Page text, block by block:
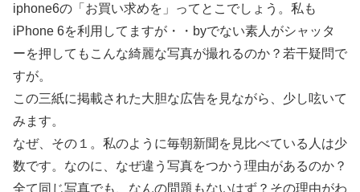
iphone6の「お買い求めを」ってとこでしょう。私も
iPhone 6を利用してますが・・byでない素人がシャッタ
ーを押してもこんな綺麗な写真が撮れるのか？若干疑問で
すが。
この三紙に掲載された大胆な広告を見ながら、少し呟いて
みます。
なぜ、その１。私のように毎朝新聞を見比べている人は少
数です。なのに、なぜ違う写真をつかう理由があるのか？
全て同じ写真でも、なんの問題もないはず？その理由がわ